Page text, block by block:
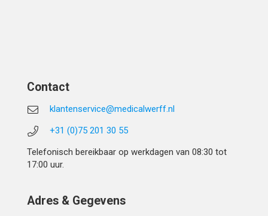
Contact
klantenservice@medicalwerff.nl
+31 (0)75 201 30 55
Telefonisch bereikbaar op werkdagen van 08:30 tot
17:00 uur.
Adres & Gegevens